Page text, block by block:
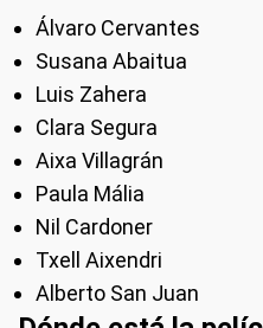
Álvaro Cervantes
Susana Abaitua
Luis Zahera
Clara Segura
Aixa Villagrán
Paula Mália
Nil Cardoner
Txell Aixendri
Alberto San Juan